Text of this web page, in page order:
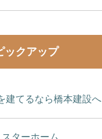
ックアップ
建てるなら橋本建設へ